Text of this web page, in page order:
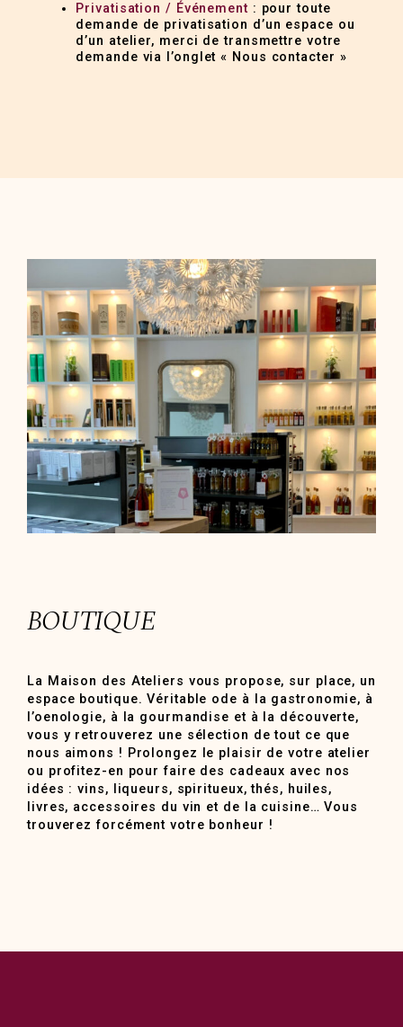
Privatisation / Événement : pour toute
demande de privatisation d’un espace ou
d’un atelier, merci de transmettre votre
demande via l’onglet « Nous contacter »
BOUTIQUE
La Maison des Ateliers vous propose, sur place, un
espace boutique. Véritable ode à la gastronomie, à
l’oenologie, à la gourmandise et à la découverte,
vous y retrouverez une sélection de tout ce que
nous aimons ! Prolongez le plaisir de votre atelier
ou profitez-en pour faire des cadeaux avec nos
idées : vins, liqueurs, spiritueux, thés, huiles,
livres, accessoires du vin et de la cuisine… Vous
trouverez forcément votre bonheur !